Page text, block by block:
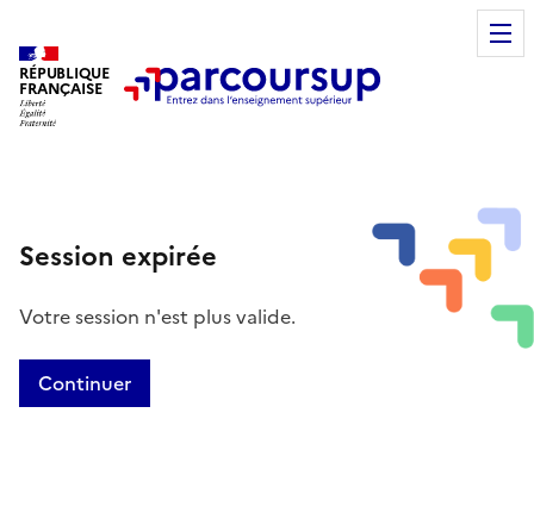
RÉPUBLIQUE
FRANÇAISE
Session expirée
Votre session n'est plus valide.
Continuer